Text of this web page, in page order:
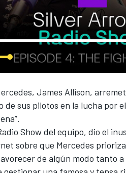
, James Allison,
de sus pilotos en la lucha por
Show del equipo, dio el
sobre que Mercedes
de algún modo tanto a